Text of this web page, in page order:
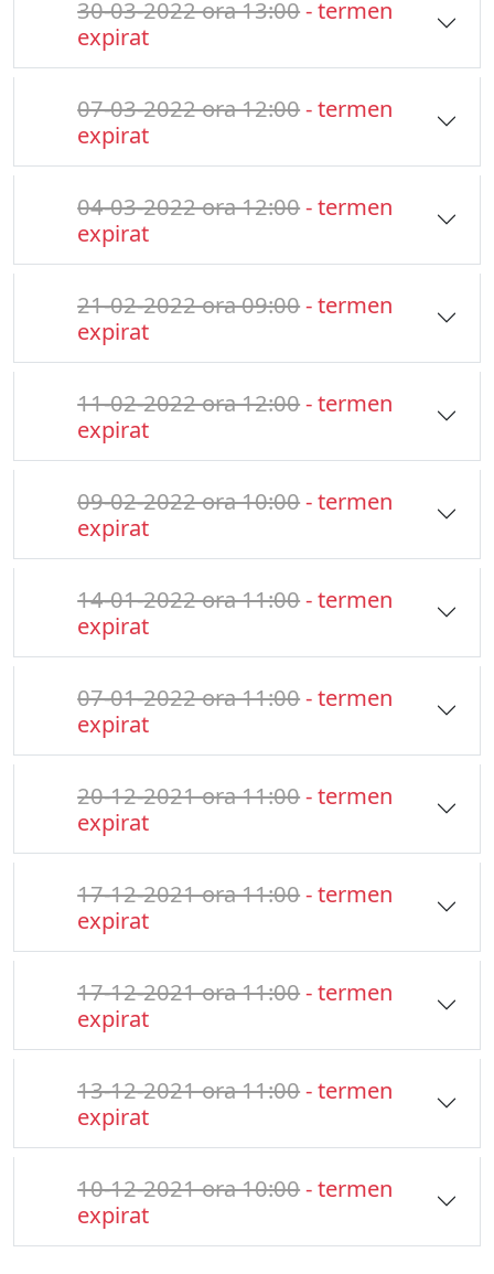
30-03-2022 ora 13:00- termen
expirat
07-03-2022 ora 12:00- termen
expirat
04-03-2022 ora 12:00- termen
expirat
21-02-2022 ora 09:00- termen
expirat
11-02-2022 ora 12:00- termen
expirat
09-02-2022 ora 10:00- termen
expirat
14-01-2022 ora 11:00- termen
expirat
07-01-2022 ora 11:00- termen
expirat
20-12-2021 ora 11:00- termen
expirat
17-12-2021 ora 11:00- termen
expirat
17-12-2021 ora 11:00- termen
expirat
13-12-2021 ora 11:00- termen
expirat
10-12-2021 ora 10:00- termen
expirat